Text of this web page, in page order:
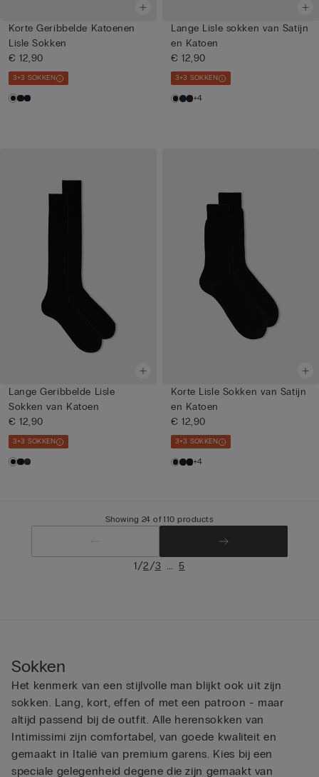
Korte Geribbelde Katoenen
Lisle Sokken
€ 12,90
3+3 SOKKEN
Lange Lisle sokken van Satijn
en Katoen
€ 12,90
3+3 SOKKEN
+4
Lange Geribbelde Lisle
Sokken van Katoen
€ 12,90
3+3 SOKKEN
Korte Lisle Sokken van Satijn
en Katoen
€ 12,90
3+3 SOKKEN
+4
Showing 24 of 110 products
1/2/3 ... 5
Sokken
Het kenmerk van een stijlvolle man blijkt ook uit zijn
sokken. Lang, kort, effen of met een patroon - maar
altijd passend bij de outfit. Alle herensokken van
Intimissimi zijn comfortabel, van goede kwaliteit en
gemaakt in Italië van premium garens. Kies bij een
speciale gelegenheid degene die zijn gemaakt van